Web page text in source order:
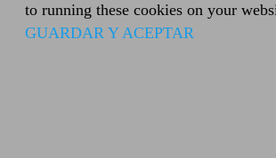
to running these cookies on your
GUARDAR Y ACEPTAR